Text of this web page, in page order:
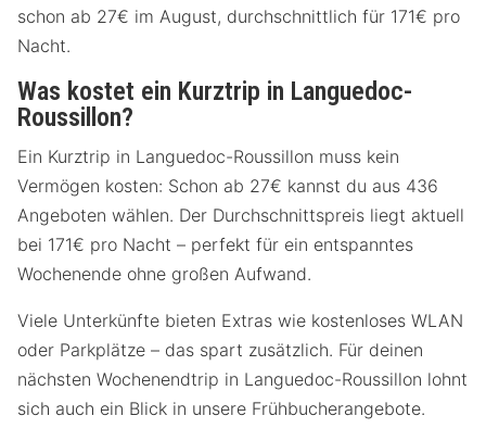
schon ab 27€ im August, durchschnittlich für 171€ pro
Nacht.
Was kostet ein Kurztrip in Languedoc-
Roussillon?
Ein Kurztrip in Languedoc-Roussillon muss kein
Vermögen kosten: Schon ab 27€ kannst du aus 436
Angeboten wählen. Der Durchschnittspreis liegt aktuell
bei 171€ pro Nacht – perfekt für ein entspanntes
Wochenende ohne großen Aufwand.
Viele Unterkünfte bieten Extras wie kostenloses WLAN
oder Parkplätze – das spart zusätzlich. Für deinen
nächsten Wochenendtrip in Languedoc-Roussillon lohnt
sich auch ein Blick in unsere Frühbucherangebote.